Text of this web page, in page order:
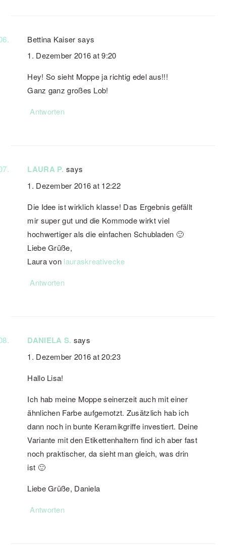
Bettina Kaiser says
1. Dezember 2016 at 9:20
Hey! So sieht Moppe ja richtig edel aus!!!
Ganz ganz großes Lob!
Antworten
LAURA P. says
1. Dezember 2016 at 12:22
Die Idee ist wirklich klasse! Das Ergebnis gefällt
mir super gut und die Kommode wirkt viel
hochwertiger als die einfachen Schubladen 🙂
Liebe Grüße,
Laura von lauraskreativecke
Antworten
DANIELA S. says
1. Dezember 2016 at 20:23
Hallo Lisa!
Ich hab meine Moppe seinerzeit auch mit einer
ähnlichen Farbe aufgemotzt. Zusätzlich hab ich
dann noch in bunte Keramikgriffe investiert. Deine
Variante mit den Etikettenhaltern find ich aber fast
noch praktischer, da sieht man gleich, was drin
ist 🙂
Liebe Grüße, Daniela
Antworten